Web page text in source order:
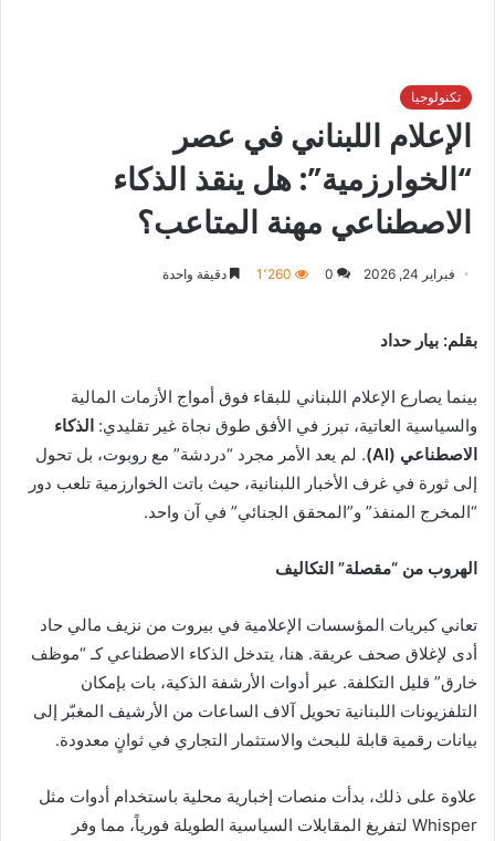
تكنولوجيا
الإعلام اللبناني في عصر
“الخوارزمية”: هل ينقذ الذكاء
الاصطناعي مهنة المتاعب؟
فبراير 24, 2026 0 1٬260 دقيقة واحدة
بقلم: بيار حداد
بينما يصارع الإعلام اللبناني للبقاء فوق أمواج الأزمات المالية
والسياسية العاتية، تبرز في الأفق طوق نجاة غير تقليدي: الذكاء
الاصطناعي (AI
). لم يعد الأمر مجرد “دردشة” مع روبوت، بل تحول
إلى ثورة في غرف الأخبار اللبنانية، حيث باتت الخوارزمية تلعب دور
“المخرج المنفذ” و”المحقق الجنائي” في آن واحد.
الهروب من “مقصلة” التكاليف
تعاني كبريات المؤسسات الإعلامية في بيروت من نزيف مالي حاد
أدى لإغلاق صحف عريقة. هنا، يتدخل الذكاء الاصطناعي كـ “موظف
خارق” قليل التكلفة. عبر أدوات الأرشفة الذكية، بات بإمكان
التلفزيونات اللبنانية تحويل آلاف الساعات من الأرشيف المغبّر إلى
بيانات رقمية قابلة للبحث والاستثمار التجاري في ثوانٍ معدودة.
علاوة على ذلك، بدأت منصات إخبارية محلية باستخدام أدوات مثل
Whisper لتفريغ المقابلات السياسية الطويلة فورياً، مما وفر